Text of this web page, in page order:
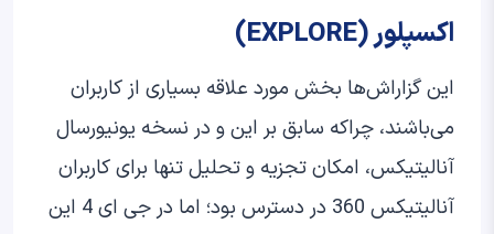
اکسپلور (EXPLORE)
این گزاراش‌ها بخش مورد علاقه بسیاری از کاربران
می‌باشند، چراکه سابق بر این و در نسخه یونیورسال
آنالیتیکس، امکان تجزیه و تحلیل تنها برای کاربران
آنالیتیکس 360 در دسترس بود؛ اما در جی ای 4 این